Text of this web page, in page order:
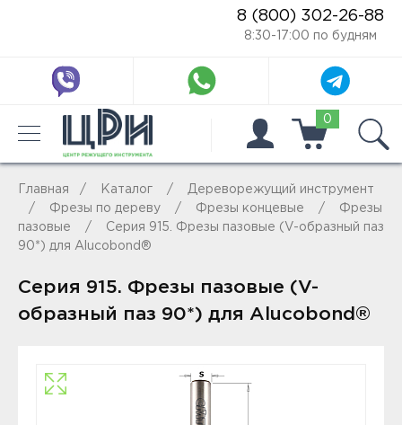
8 (800) 302-26-88
8:30-17:00 по будням
0
Главная Каталог
Дереворежущий инструмент
Фрезы по дереву
Фрезы концевые
Фрезы
пазовые
Серия 915. Фрезы пазовые (V-образный паз
90*) для Alucobond®
Серия 915. Фрезы пазовые (V-
образный паз 90*) для Alucobond®